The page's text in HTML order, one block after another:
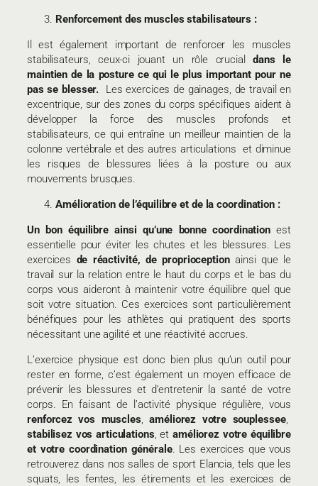
Renforcement des muscles stabilisateurs :
Il est également important de renforcer les muscles
stabilisateurs, ceux-ci jouant un rôle crucialdans le
maintien de la posture ce qui le plus important pour ne
pas se blesser. Les exercices de gainages, de travail en
excentrique, sur des zones du corps spécifiques aident à
développer la force des muscles profonds et
stabilisateurs, ce qui entraîne un meilleur maintien de la
colonne vertébrale et des autres articulations et diminue
les risques de blessures liées à la posture ou aux
mouvements brusques.
Amélioration de l’équilibre et de la coordination :
Un bon équilibre ainsi qu’une bonne coordination est
essentielle pour éviter les chutes et les blessures. Les
exercices de réactivité, de proprioceptionainsi que le
travail sur la relation entre le haut du corps et le bas du
corps vous aideront à maintenir votre équilibre quel que
soit votre situation. Ces exercices sont particulièrement
bénéfiques pour les athlètes qui pratiquent des sports
nécessitant une agilité et une réactivité accrues.
L’exercice physique est donc bien plus qu’un outil pour
rester en forme, c’est également un moyen efficace de
prévenir les blessures et d’entretenir la santé de votre
corps. En faisant de l’activité physique régulière, vous
renforcez vos muscles ,améliorez votre souplessee,
stabilisez vos articulations , et améliorez votre équilibre
et votre coordination générale. Les exercices que vous
retrouverez dans nos salles de sport Elancia, tels que les
squats, les fentes, les étirements et les exercices de